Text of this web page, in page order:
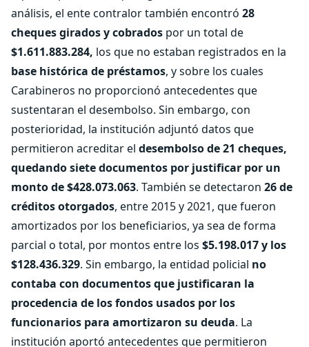
análisis, el ente contralor también encontró 28
cheques girados y cobrados por un total de
$1.611.883.284, los que no estaban registrados en la
base histórica de préstamos, y sobre los cuales
Carabineros no proporcionó antecedentes que
sustentaran el desembolso. Sin embargo, con
posterioridad, la institución adjuntó datos que
permitieron acreditar el desembolso de 21 cheques,
quedando siete documentos por justificar por un
monto de $428.073.063. También se detectaron 26 de
créditos otorgados, entre 2015 y 2021, que fueron
amortizados por los beneficiarios, ya sea de forma
parcial o total, por montos entre los $5.198.017 y los
$128.436.329. Sin embargo, la entidad policial no
contaba con documentos que justificaran la
procedencia de los fondos usados por los
funcionarios para amortizaron su deuda. La
institución aportó antecedentes que permitieron